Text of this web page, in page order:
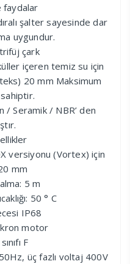
faydalar
şalter sayesinde dar
uygundur.
çark
içeren temiz su için
20 mm Maksimum
/ Seramik / NBR’ den
versiyonu (Vortex) için
mm
5 m
50 ° C
IP68
motor
F
üç fazlı voltaj 400V